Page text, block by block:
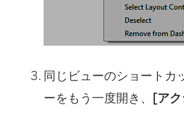
同じビューのショートカ
ーをもう一度開き、 [ア